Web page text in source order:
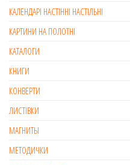
КАЛЕНДАРІ НАСТІННІ НАСТІЛЬНІ
КАРТИНИ НА ПОЛОТНІ
КАТАЛОГИ
КНИГИ
КОНВЕРТИ
ЛИСТІВКИ
МАГНИТЫ
МЕТОДИЧКИ